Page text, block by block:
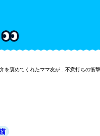
を褒めてくれたママ友が…不意打ちの衝